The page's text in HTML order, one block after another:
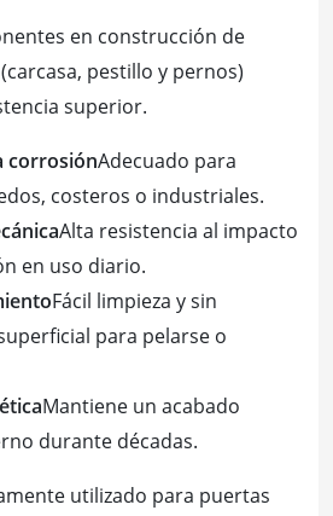
en construcción de
pestillo y pernos)
superior.
corrosiónAdecuado para
costeros o industriales.
Alta resistencia al impacto
en uso diario.
Fácil limpieza y sin
para pelarse o
Mantiene un acabado
durante décadas.
utilizado para puertas